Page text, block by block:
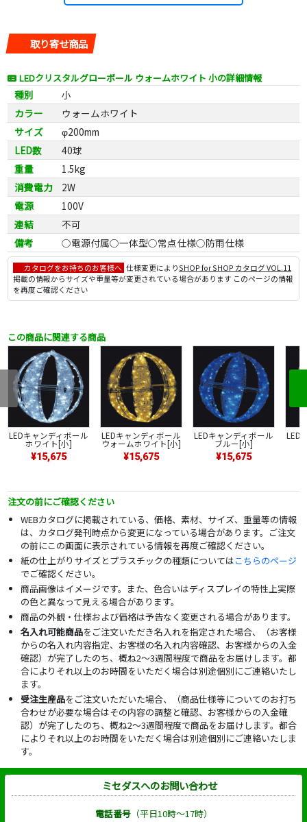
取り寄せ商品
LEDクリスタルグローボール ウォームホワイト 小の詳細情報
種別
小
カラー
ウォームホワイト
サイズ
φ200mm
LED数
40球
重量
1.5kg
消費電力
2W
電源
100V
連結
不可
備考
○電源付属○一体型○常点仕様○防雨仕様
カタログをお持ちのお客様へ 仕様変更によりSHOP for SHOP カタログ VOL.11
掲載の情報からサイズや重量等が変更されている場合があります このページの情報
を再度ご確認ください
この商品に関連する商品
LEDキャンディボール
ホワイト[小]
¥15,675
LEDキャンディボール
ウォームホワイト[小]
¥15,675
LEDキャンディボール
ブルー[小]
¥15,675
LED
注文の前にご確認ください
WEBカタログに掲載されている、価格、素材、サイズ、重量等の情報
は、カタログ発刊時点から変更になっている場合があります。ご注文
の前にこの画面に表示されている情報を再度ご確認ください。
紙の仕上がりサイズとプラスチックの種類についてはこちらのページ
でご確認ください。
商品画像はイメージです。また、色合いはディスプレイの特性上実際
の色と異なって見える場合があります。
商品の外観・仕様および価格は予告なく変更される場合があります。
名入れ可能商品をご注文いただき名入れを指定された場合、（お客様
からの名入れ内容指定、お客様の名入れ内容確認、お客様からの入金
確認）が完了したのち、概ね2～3週間程度で商品をお届けします。都
合によりそれ以上のお時間をいただく場合は別途個別にご連絡いたし
ます。
受注生産品をご注文いただいた場合、（商品仕様等についてのお打ち
合わせが必要な場合はその内容の調整と確認、お客様からの入金確
認）が完了したのち、概ね2～3週間程度で商品をお届けします。都合
によりそれ以上のお時間をいただく場合は別途個別にご連絡いたしま
す。
ミセダスへのお問い合わせ
電話番号（平日10時～17時）